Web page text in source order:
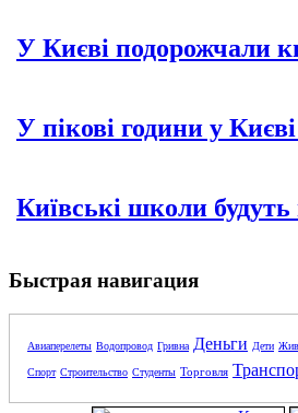
У Києві подорожчали
У пікові години у
Київські школи
Быстрая навигация
Авиаперелеты Водопровод Гривна Деньги Дети
Спорт Строительство Студенты Торговля